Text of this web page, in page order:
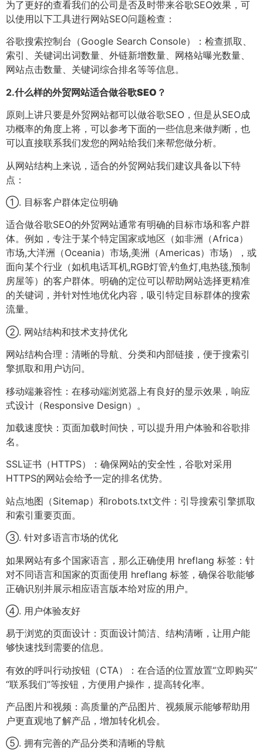
为了更好的查看我们的公司是否及时带来谷歌SEO效果，可
以使用以下工具进行网站SEO问题检查：
谷歌搜索控制台（Google Search Console）：检查抓取、
索引、关键词出词数量、外链新增数量、网格站曝光数量、
网站点击数量、关键词综合排名等等信息。
2.什么样的外贸网站适合做谷歌SEO？
原则上讲只要是外贸网站都可以做谷歌SEO，但是从SEO成
功概率的角度上将，可以参考下面的一些信息来做判断，也
可以直接联系我们发您的网站给我们来帮您做分析。
从网站结构上来说，适合的外贸网站我们建议具备以下特
点：
①. 目标客户群体定位明确
适合做谷歌SEO的外贸网站通常有明确的目标市场和客户群
体。例如，专注于某个特定国家或地区（如非洲（Africa）
市场,大洋洲（Oceania）市场,美洲（Americas）市场），或
面向某个行业（如机电话耳机,RGB灯管,钓鱼灯,电热毯,预制
房屋等）的客户群体。明确的定位可以帮助网站选择更精准
的关键词，并针对性地优化内容，吸引特定目标群体的搜索
流量。
②. 网站结构和技术支持优化
网站结构合理：清晰的导航、分类和内部链接，便于搜索引
擎抓取和用户访问。
移动端兼容性：在移动端浏览器上有良好的显示效果，响应
式设计（Responsive Design）。
加载速度快：页面加载时间快，可以提升用户体验和谷歌排
名。
SSL证书（HTTPS）：确保网站的安全性，谷歌对采用
HTTPS的网站会给予一定的排名优势。
站点地图（Sitemap）和robots.txt文件：引导搜索引擎抓取
和索引重要页面。
③. 针对多语言市场的优化
如果网站有多个国家语言，那么正确使用 hreflang 标签：针
对不同语言和国家的页面使用 hreflang 标签，确保谷歌能够
正确识别并展示相应语言版本给对应的用户。
④. 用户体验友好
易于浏览的页面设计：页面设计简洁、结构清晰，让用户能
够快速找到需要的信息。
有效的呼叫行动按钮（CTA）：在合适的位置放置“立即购买”
“联系我们”等按钮，方便用户操作，提高转化率。
产品图片和视频：高质量的产品图片、视频展示能够帮助用
户更直观地了解产品，增加转化机会。
⑤. 拥有完善的产品分类和清晰的导航